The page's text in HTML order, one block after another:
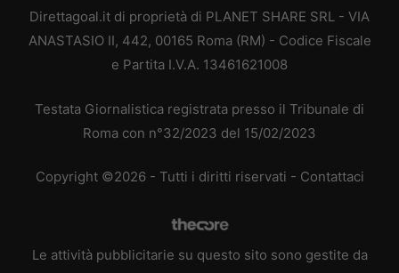
Direttagoal.it di proprietà di PLANET SHARE SRL - VIA
ANASTASIO II, 442, 00165 Roma (RM) - Codice Fiscale
e Partita I.V.A. 13461621008
Testata Giornalistica registrata presso il Tribunale di
Roma con n°32/2023 del 15/02/2023
Copyright ©2026 - Tutti i diritti riservati - Contattaci
Le attività pubblicitarie su questo sito sono gestite da